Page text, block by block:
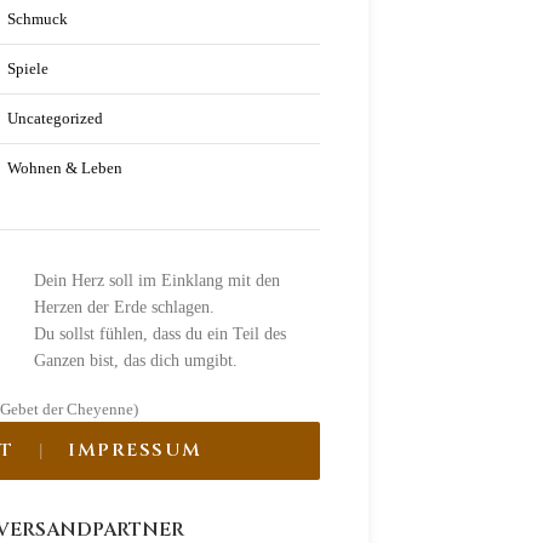
Schmuck
Spiele
Uncategorized
Wohnen & Leben
Dein Herz soll im Einklang mit den
Herzen der Erde schlagen.
Du sollst fühlen, dass du ein Teil des
Ganzen bist, das dich umgibt.
der Cheyenne)
IMPRESSUM